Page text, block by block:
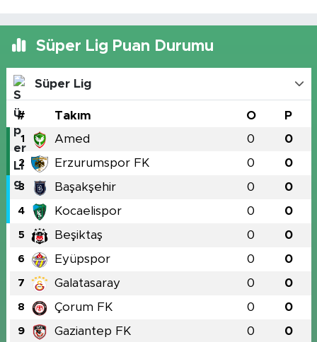
Süper Lig Puan Durumu
Süper Lig
# Takım O P
1 Amed 0 0
2 Erzurumspor FK 0 0
3 Başakşehir 0 0
4 Kocaelispor 0 0
5 Beşiktaş 0 0
6 Eyüpspor 0 0
7 Galatasaray 0 0
8 Çorum FK 0 0
9 Gaziantep FK 0 0